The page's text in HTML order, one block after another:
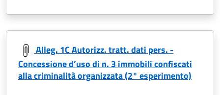
Alleg. 1C Autorizz. tratt. dati pers. -
Concessione d’uso di n. 3 immobili confiscati
alla criminalità organizzata (2° esperimento)